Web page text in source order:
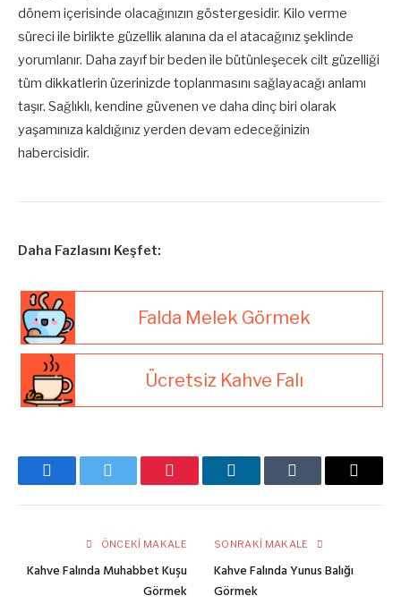
dönem içerisinde olacağınızın göstergesidir. Kilo verme
süreci ile birlikte güzellik alanına da el atacağınız şeklinde
yorumlanır. Daha zayıf bir beden ile bütünleşecek cilt güzelliği
tüm dikkatlerin üzerinizde toplanmasını sağlayacağı anlamı
taşır. Sağlıklı, kendine güvenen ve daha dinç biri olarak
yaşamınıza kaldığınız yerden devam edeceğinizin
habercisidir.
Daha Fazlasını Keşfet:
Falda Melek Görmek
Ücretsiz Kahve Falı
FacebookTwitter Pinterest LinkedInTumblr
E-
ÖNCEKI MAKALE
Kahve Falında Muhabbet Kuşu
Görmek
SONRAKI MAKALE
Kahve Falında Yunus Balığı
Görmek